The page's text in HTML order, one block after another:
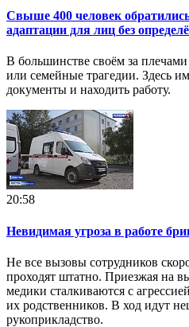
Свыше 400 человек
адаптации для лиц без
В большинстве своём за
или семейные трагедии. Здесь
документы и находить работу.
20:58
Невидимая угроза в работе
Не все вызовы сотрудников
проходят штатно. Приезжая на
медики сталкиваются с
их родственников. В ход идут
рукоприкладство.